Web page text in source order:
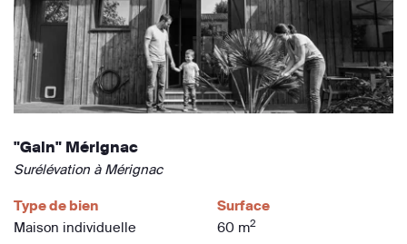
"Gain" Mérignac
Surélévation à Mérignac
Type de bien
Maison individuelle
Surface
60 m2